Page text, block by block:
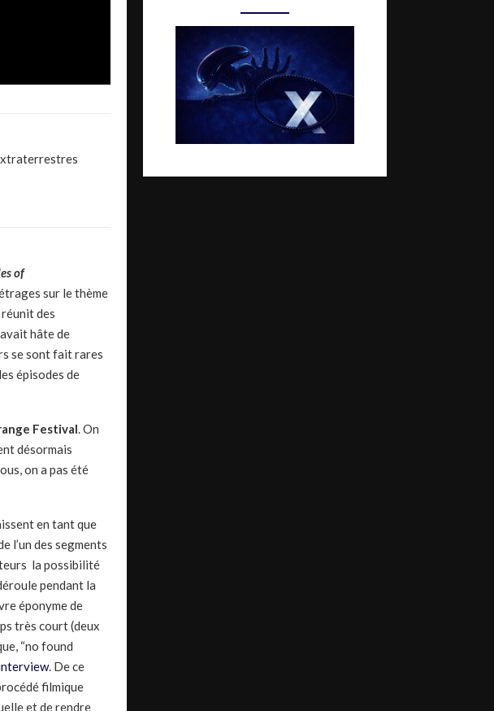
of
sur le thème
des
hâte de
se sont fait rares
épisodes de
Festival. On
désormais
on a pas été
en tant que
l’un des segments
la possibilité
pendant la
éponyme de
très court (deux
“no found
. De ce
filmique
et de rendre